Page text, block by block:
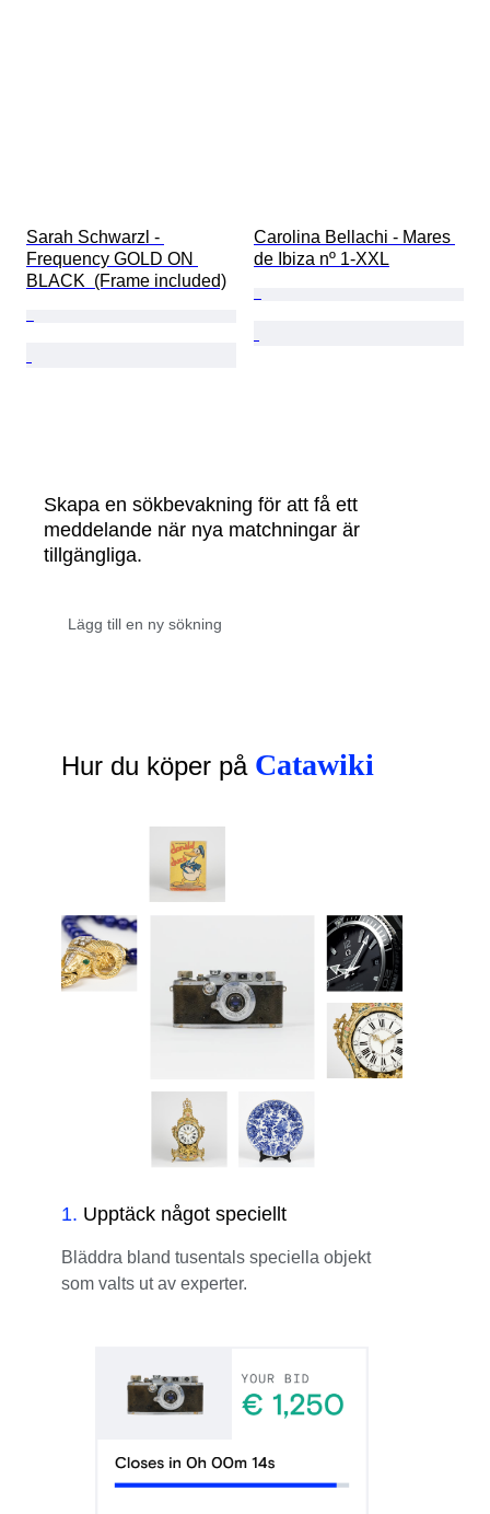
Sarah Schwarzl -
Frequency GOLD ON
BLACK  (Frame included)
Carolina Bellachi - Mares
de Ibiza nº 1-XXL
Skapa en sökbevakning för att få ett
meddelande när nya matchningar är
tillgängliga.
Hur du köper på Catawiki
1. Upptäck något speciellt
Bläddra bland tusentals speciella objekt
som valts ut av experter.